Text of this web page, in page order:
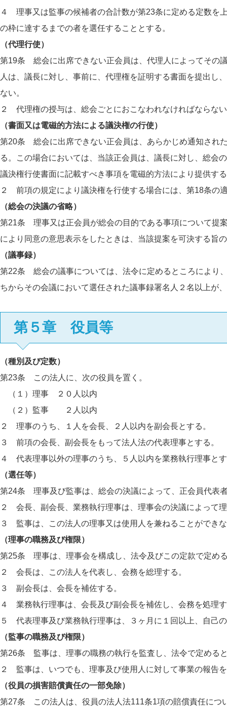
４ 理事又は監事の候補者の合計数が第23条に定める定数を
の枠に達するまでの者を選任することとする。
（代理行使）
第19条 総会に出席できない正会員は、代理人によってその
人は、議長に対し、事前に、代理権を証明する書面を提出し
ない。
２ 代理権の授与は、総会ごとにおこなわれなければならな
（書面又は電磁的方法による議決権の行使）
第20条 総会に出席できない正会員は、あらかじめ通知され
る。この場合においては、当該正会員は、議長に対し、総会
議決権行使書面に記載すべき事項を電磁的方法により提供す
２ 前項の規定により議決権を行使する場合には、第18条の
（総会の決議の省略）
第21条 理事又は正会員が総会の目的である事項について提
により同意の意思表示をしたときは、当該提案を可決する旨
（議事録）
第22条 総会の議事については、法令に定めるところにより
ちからその会議において選任された議事録署名人２名以上が
第５章 役員等
（種別及び定数）
第23条 この法人に、次の役員を置く。
（１）理事 ２０人以内
（２）監事 ２人以内
２ 理事のうち、１人を会長、２人以内を副会長とする。
３ 前項の会長、副会長をもって法人法の代表理事とする。
４ 代表理事以外の理事のうち、５人以内を業務執行理事と
（選任等）
第24条 理事及び監事は、総会の決議によって、正会員代表
２ 会長、副会長、業務執行理事は、理事会の決議によって
３ 監事は、この法人の理事又は使用人を兼ねることができ
（理事の職務及び権限）
第25条 理事は、理事会を構成し、法令及びこの定款で定め
２ 会長は、この法人を代表し、会務を総理する。
３ 副会長は、会長を補佐する。
４ 業務執行理事は、会長及び副会長を補佐し、会務を処理
５ 代表理事及び業務執行理事は、３ヶ月に１回以上、自己
（監事の職務及び権限）
第26条 監事は、理事の職務の執行を監査し、法令で定める
２ 監事は、いつでも、理事及び使用人に対して事業の報告
（役員の損害賠償責任の一部免除）
第27条 この法人は、役員の法人法111条1項の賠償責任につ